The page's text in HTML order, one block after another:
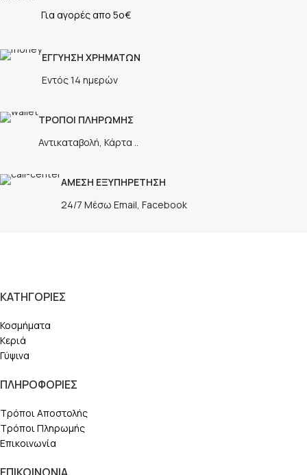
Για αγορές απο 5ο€
ΕΓΓΥΗΣΗ ΧΡΗΜΑΤΩΝ
Εντός 14 ημερών
ΤΡΟΠΟΙ ΠΛΗΡΩΜΗΣ
Αντικαταβολή, Κάρτα ..
ΑΜΕΣΗ ΕΞΥΠΗΡΕΤΗΣΗ
24/7 Μέσω Email, Facebook
ΚΑΤΗΓΟΡΙΕΣ
Κοσμήματα
Κεριά
Γύψινα
ΠΛΗΡΟΦΟΡΙΕΣ
Τρόποι Αποστολής
Τρόποι Πληρωμής
Επικοινωνία